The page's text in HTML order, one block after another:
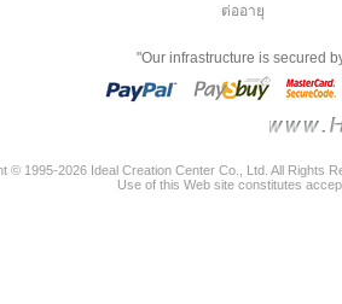
ต่ออายุ
"Our infrastructure is secured
© 1995-2026 Ideal Creation Center Co., Ltd. All Rights
Use of this Web site constitutes